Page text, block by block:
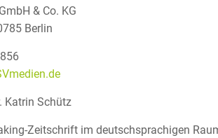
& Co. KG
Berlin
Katrin Schütz
Zeitschrift im deutschsprachigen